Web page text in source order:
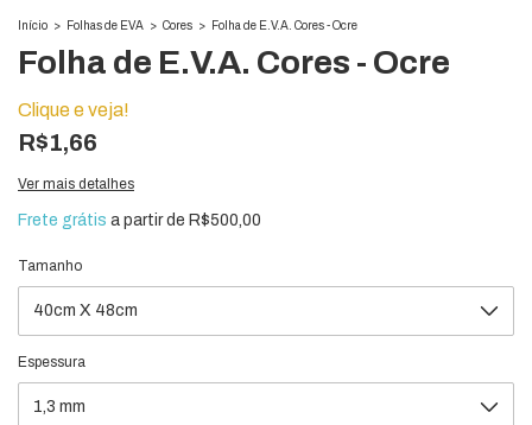
Início > Folhas de EVA > Cores > Folha de E.V.A. Cores - Ocre
Folha de E.V.A. Cores - Ocre
Clique e veja!
R$1,66
Ver mais detalhes
Frete grátis a partir de R$500,00
Tamanho
Espessura